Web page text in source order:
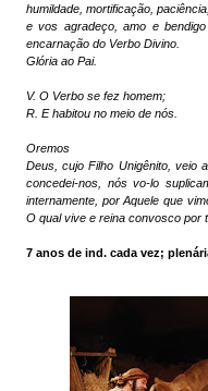
humildade, mortificação,
e vos agradeço, amo e
encarnação do Verbo Divino.
Glória ao Pai.
V. O Verbo se fez homem;
R. E habitou no meio de nós.
Oremos
Deus, cujo Filho Unigênito, veio
concedei-nos, nós vo-lo
internamente, por Aquele que
O qual vive e reina convosco por
7 anos de ind. cada vez;